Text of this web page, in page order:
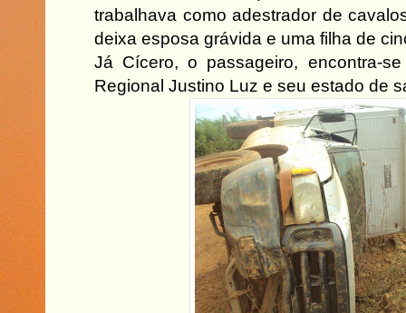
trabalhava como adestrador de
deixa esposa grávida e uma filha de
Já Cícero, o passageiro, encontra-
Regional Justino Luz e seu estado de